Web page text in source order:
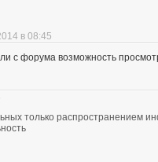
в 08:45
с форума возможность
только распространением